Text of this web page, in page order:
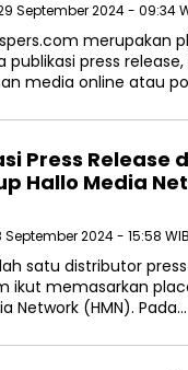
September 2024 - 09:34
publikasi press
media online atau
Press Release
Hallo Media
September 2024 - 15:58 WIB
satu distributor
ikut memasarkan
Network (HMN). Pada…